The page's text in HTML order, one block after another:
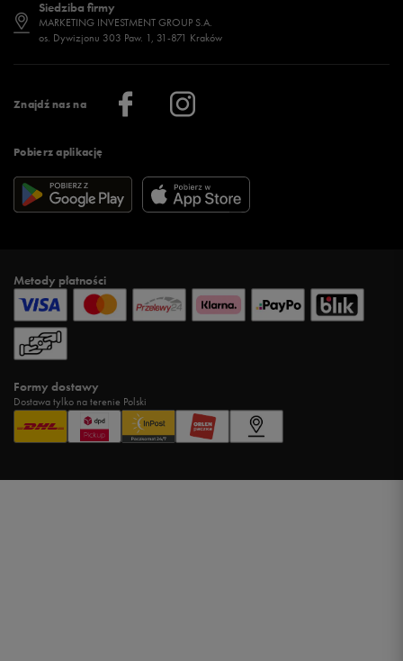
Znajdź nas na
Pobierz aplikację
Regulamin sklepu 50 style
Regulamin aplikacji 50 style
Więcej regulaminów >
Jak wybrać buty na zimę?
Więcej >
Stylizacje damskie
Sklepy stacjonarne
Klub 50 style
Praca
Informacje o firmie
Siedziba firmy
MARKETING INVESTMENT GROUP S.A.
os. Dywizjonu 303 Paw. 1, 31-871 Kraków
Metody płatności
Formy dostawy
Dostawa tylko na terenie Polski